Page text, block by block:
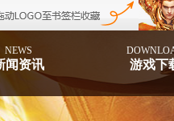
NEWS
闻资讯 游戏下